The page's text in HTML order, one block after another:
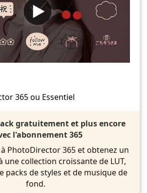
365 ou Essentiel
gratuitement et plus encore
l'abonnement 365
PhotoDirector 365 et obtenez un
une collection croissante de LUT,
packs de styles et de musique de
fond.